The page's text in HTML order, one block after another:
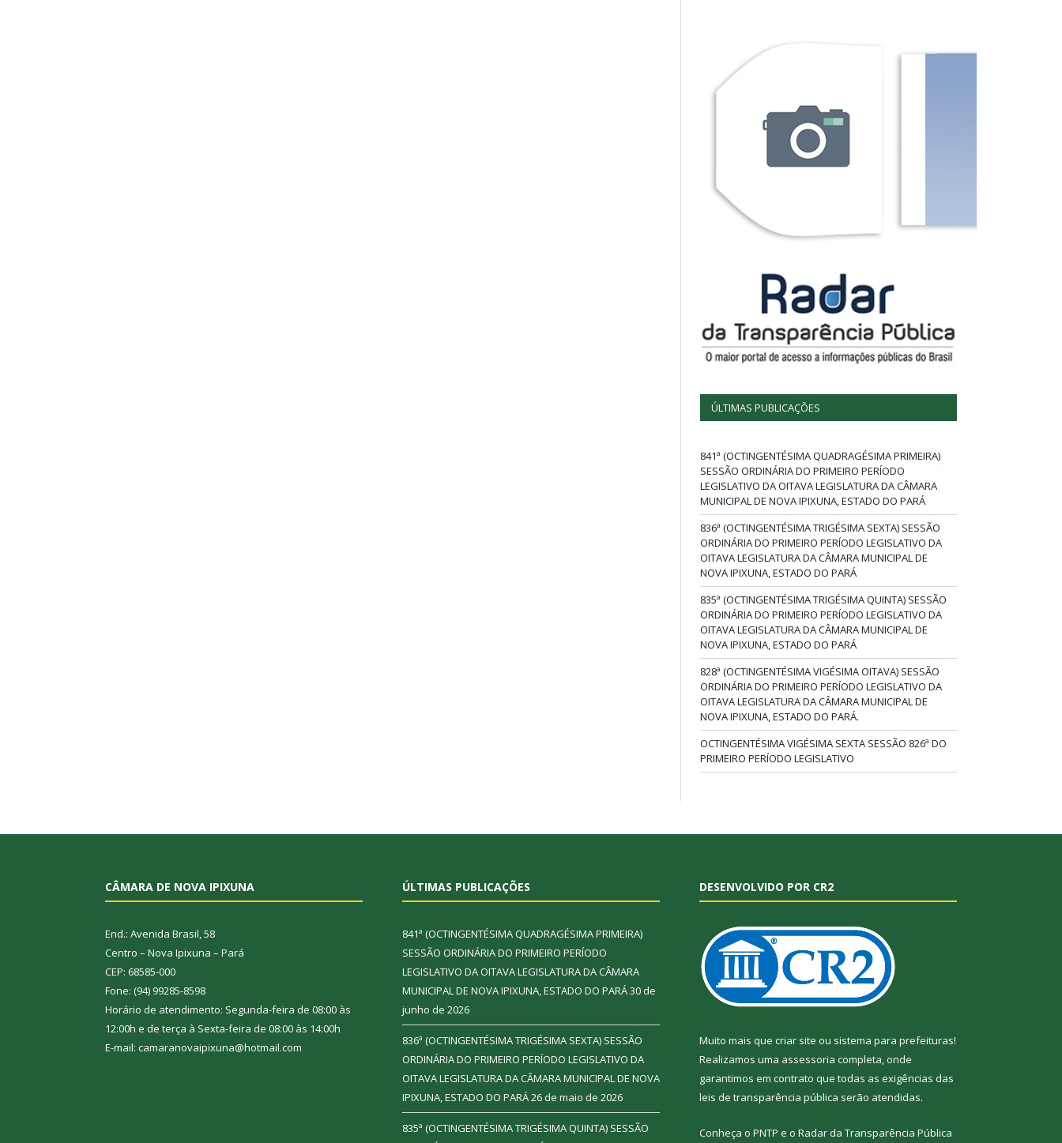
ÚLTIMAS PUBLICAÇÕES
841ª (OCTINGENTÉSIMA QUADRAGÉSIMA PRIMEIRA)
SESSÃO ORDINÁRIA DO PRIMEIRO PERÍODO
LEGISLATIVO DA OITAVA LEGISLATURA DA CÂMARA
MUNICIPAL DE NOVA IPIXUNA, ESTADO DO PARÁ
836ª (OCTINGENTÉSIMA TRIGÉSIMA SEXTA) SESSÃO
ORDINÁRIA DO PRIMEIRO PERÍODO LEGISLATIVO DA
OITAVA LEGISLATURA DA CÂMARA MUNICIPAL DE
NOVA IPIXUNA, ESTADO DO PARÁ
835ª (OCTINGENTÉSIMA TRIGÉSIMA QUINTA) SESSÃO
ORDINÁRIA DO PRIMEIRO PERÍODO LEGISLATIVO DA
OITAVA LEGISLATURA DA CÂMARA MUNICIPAL DE
NOVA IPIXUNA, ESTADO DO PARÁ
828ª (OCTINGENTÉSIMA VIGÉSIMA OITAVA) SESSÃO
ORDINÁRIA DO PRIMEIRO PERÍODO LEGISLATIVO DA
OITAVA LEGISLATURA DA CÂMARA MUNICIPAL DE
NOVA IPIXUNA, ESTADO DO PARÁ.
OCTINGENTÉSIMA VIGÉSIMA SEXTA SESSÃO 826ª DO
PRIMEIRO PERÍODO LEGISLATIVO
CÂMARA DE NOVA IPIXUNA
End.: Avenida Brasil, 58
Centro – Nova Ipixuna – Pará
CEP: 68585-000
Fone: (94) 99285-8598
Horário de atendimento: Segunda-feira de 08:00 às
12:00h e de terça à Sexta-feira de 08:00 às 14:00h
E-mail: camaranovaipixuna@hotmail.com
ÚLTIMAS PUBLICAÇÕES
841ª (OCTINGENTÉSIMA QUADRAGÉSIMA PRIMEIRA)
SESSÃO ORDINÁRIA DO PRIMEIRO PERÍODO
LEGISLATIVO DA OITAVA LEGISLATURA DA CÂMARA
MUNICIPAL DE NOVA IPIXUNA, ESTADO DO PARÁ30 de
junho de 2026
836ª (OCTINGENTÉSIMA TRIGÉSIMA SEXTA) SESSÃO
ORDINÁRIA DO PRIMEIRO PERÍODO LEGISLATIVO DA
OITAVA LEGISLATURA DA CÂMARA MUNICIPAL DE NOVA
IPIXUNA, ESTADO DO PARÁ26 de maio de 2026
835ª (OCTINGENTÉSIMA TRIGÉSIMA QUINTA) SESSÃO
DESENVOLVIDO POR CR2
Muito mais que criar site ou sistema para prefeituras!
Realizamos uma assessoria completa, onde
garantimos em contrato que todas as exigências das
leis de transparência pública serão atendidas.
Conheça o PNTP e o Radar da Transparência Pública